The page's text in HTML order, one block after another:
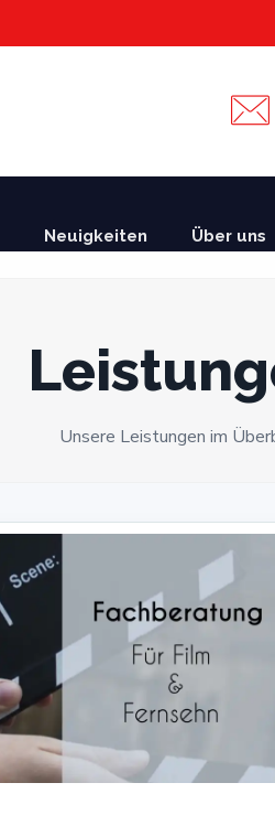
Neuigkeiten Über uns
Unsere Leistungen im